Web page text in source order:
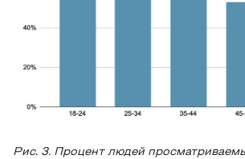
Рис. 3. Процент людей